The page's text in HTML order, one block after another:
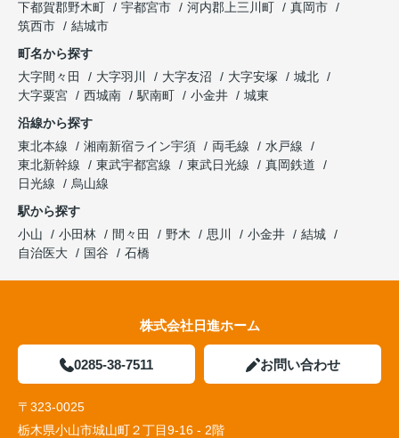
下都賀郡野木町
宇都宮市 河内郡上三川町
真岡市
筑西市
結城市
町名から探す
大字間々田
大字羽川 大字友沼 大字安塚
城北
大字粟宮
西城南 駅南町 小金井
城東
沿線から探す
東北本線
湘南新宿ライン宇須 両毛線
水戸線
東北新幹線
東武宇都宮線 東武日光線
真岡鉄道
日光線
烏山線
駅から探す
小山
小田林 間々田 野木 思川 小金井
結城
自治医大
国谷 石橋
株式会社日進ホーム
0285-38-7511 お問い合わせ
〒323-0025
栃木県小山市城山町２丁目9-16 - 2階